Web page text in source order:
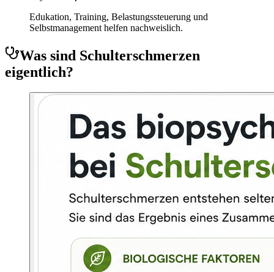
Edukation, Training, Belastungssteuerung und
Selbstmanagement helfen nachweislich.
Was sind Schulterschmerzen
eigentlich?